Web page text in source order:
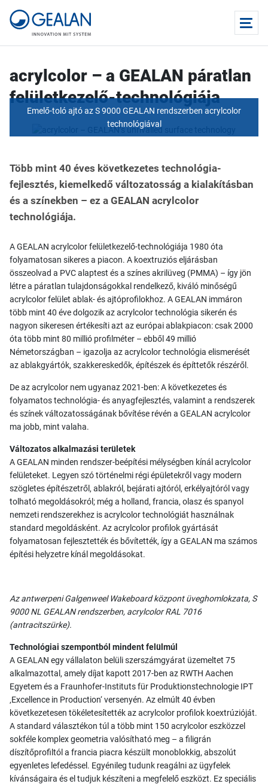
acrylcolor – a GEALAN páratlan
felületkezelő-technológiája
Emelő-toló ajtó az S 9000 GEALAN rendszerben acrylcolor
technológiával
Több mint 40 éves következetes technológia-
fejlesztés, kiemelkedő változatosság a kialakításban
és a színekben – ez a GEALAN acrylcolor
technológiája.
A GEALAN acrylcolor felületkezelő-technológiája 1980 óta
folyamatosan sikeres a piacon. A koextruziós eljárásban
összeolvad a PVC alaptest és a színes akrilüveg (PMMA) – így jön
létre a páratlan tulajdonságokkal rendelkező, kiváló minőségű
acrylcolor felület ablak- és ajtóprofilokhoz. A GEALAN immáron
több mint 40 éve dolgozik az acrylcolor technológia sikerén és
nagyon sikeresen értékesíti azt az európai ablakpiacon: csak 2000
óta több mint 80 millió profilméter – ebből 49 millió
Németországban – igazolja az acrylcolor technológia elismerését
az ablakgyártók, szakkereskedők, építészek és építtetők részéről.
De az acrylcolor nem ugyanaz 2021-ben: A következetes és
folyamatos technológia- és anyagfejlesztés, valamint a rendszerek
és színek változatosságának bővítése révén a GEALAN acrylcolor
ma jobb, mint valaha.
Változatos alkalmazási területek
A GEALAN minden rendszer-beépítési mélységben kínál acrylcolor
felületeket. Legyen szó történelmi régi épületekről vagy modern
szögletes építészetről, ablakról, bejárati ajtóról, erkélyajtóról vagy
tolható megoldásokról; még a holland, francia, olasz és spanyol
nemzeti rendszerekhez is acrylcolor technológiát használnak
standard megoldásként. Az acrylcolor profilok gyártását
folyamatosan fejlesztették és bővítették, így a GEALAN ma számos
építési helyzetre kínál megoldásokat.
Az antwerpeni Galgenweel Wakeboard központ üveghomlokzata, S
9000 NL GEALAN rendszerben, acrylcolor RAL 7016
(antracitszürke).
Technológiai szempontból mindent felülmúl
A GEALAN egy vállalaton belüli szerszámgyárat üzemeltet 75
alkalmazottal, amely díjat kapott 2017-ben az RWTH Aachen
Egyetem és a Fraunhofer-Instituts für Produktionstechnologie IPT
‚Excellence in Production‘ versenyén. Az elmúlt 40 évben
következetesen tökéletesítették az acrylcolor profilok koextrúzióját.
A standard választékon túl a több mint 150 acrylcolor eszközzel
sokféle komplex geometria valósítható meg – a filigrán
díszítőprofiltól a francia piacra készült monoblokkig, abszolút
egyenletes lefedéssel. Egyénileg tudunk reagálni az ügyfelek
kívánságaira és el tudjuk készíteni a megfelelő eszközt. Ez speciális